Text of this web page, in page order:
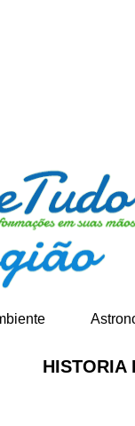
HISTORIA